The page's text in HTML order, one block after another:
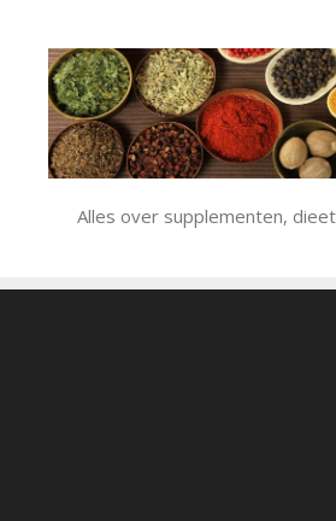
inhoud
Alles over supplementen,